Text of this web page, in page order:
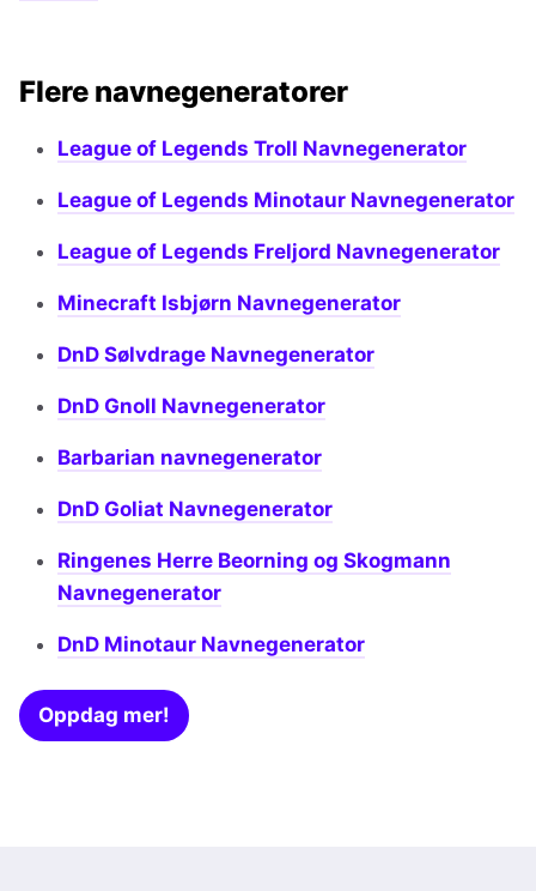
Flere navnegeneratorer
League of Legends Troll Navnegenerator
League of Legends Minotaur Navnegenerator
League of Legends Freljord Navnegenerator
Minecraft Isbjørn Navnegenerator
DnD Sølvdrage Navnegenerator
DnD Gnoll Navnegenerator
Barbarian navnegenerator
DnD Goliat Navnegenerator
Ringenes Herre Beorning og Skogmann
Navnegenerator
DnD Minotaur Navnegenerator
Oppdag mer!